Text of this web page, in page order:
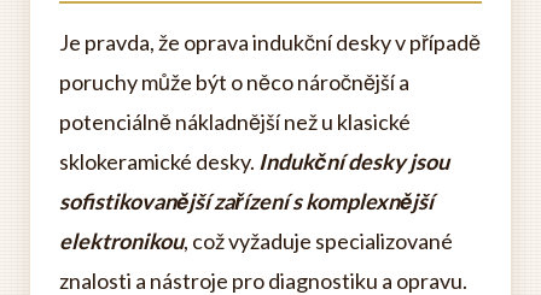
Je pravda, že oprava indukční desky v případě
poruchy může být o něco náročnější a
potenciálně nákladnější než u klasické
sklokeramické desky. Indukční desky jsou
sofistikovanější zařízení s komplexnější
elektronikou, což vyžaduje specializované
znalosti a nástroje pro diagnostiku a opravu.